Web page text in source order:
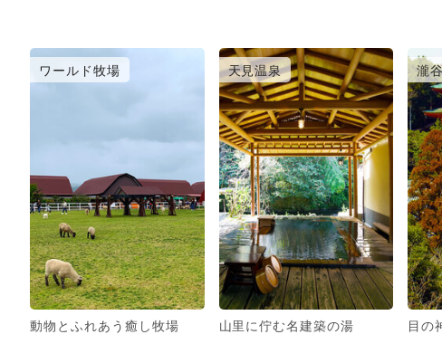
ワールド牧場
動物とふれあう癒し牧場
天見温泉
山里に佇む名建築の湯
瀧
目の